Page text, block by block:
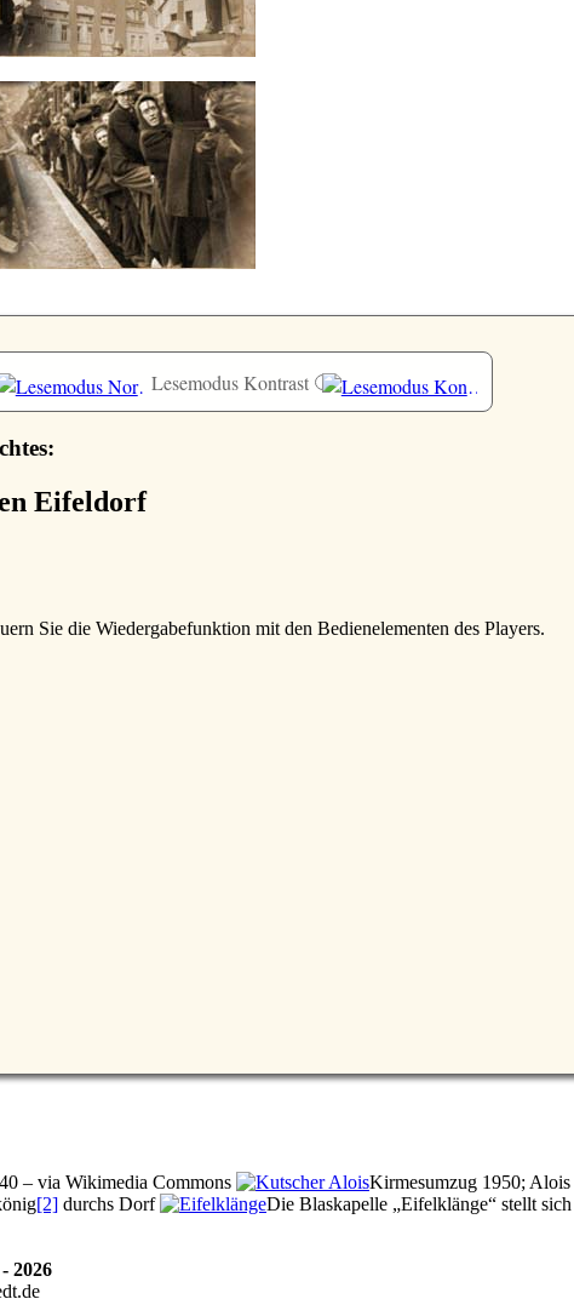
Lesemodus Kontrast
Eifeldorf
Sie die Wiedergabefunktion mit den Bedienelementen des Players.
– via Wikimedia Commons Kirmesumzug 1950;
[2] durchs Dorf Die Blaskapelle Eifelklänge stellt
2026